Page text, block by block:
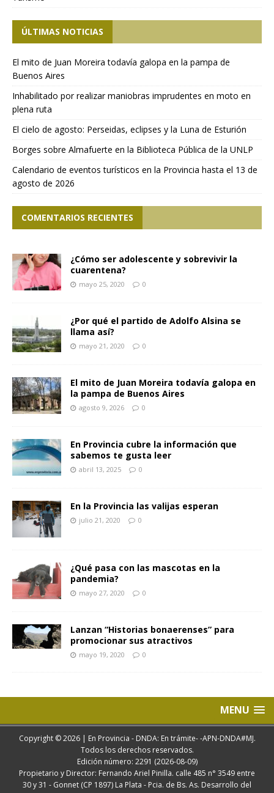
ÚLTIMAS NOTICIAS
El mito de Juan Moreira todavía galopa en la pampa de
Buenos Aires
Inhabilitado por realizar maniobras imprudentes en moto en
plena ruta
El cielo de agosto: Perseidas, eclipses y la Luna de Esturión
Borges sobre Almafuerte en la Biblioteca Pública de la UNLP
Calendario de eventos turísticos en la Provincia hasta el 13 de
agosto de 2026
COMENTARIOS RECIENTES
¿Cómo ser adolescente y sobrevivir la
cuarentena?
mayo 25, 2020 0
¿Por qué el partido de Adolfo Alsina se
llama así?
mayo 21, 2020 0
El mito de Juan Moreira todavía galopa en
la pampa de Buenos Aires
agosto 9, 2026 0
En Provincia cubre la información que
sabemos te gusta leer
abril 13, 2025 0
En la Provincia las valijas esperan
julio 21, 2020 0
¿Qué pasa con las mascotas en la
pandemia?
mayo 27, 2020 0
Lanzan “Historias bonaerenses” para
promocionar sus atractivos
mayo 19, 2020 0
MENU
Copyright © 2026 | En Provincia - DNDA: En trámite- -APN-DNDA#MJ.
Todos los derechos reservados.
Edición número: 2291 (2026-08-09)
Propietario y Director: Fernando Ariel Pinilla. calle 485 n° 3549 entre
30 y 31 - Gonnet (CP 1897) La Plata - Pcia. de Bs. As. Desarrollo del